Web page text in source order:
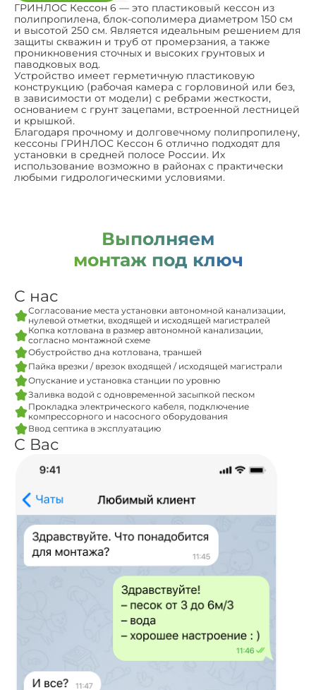
ГРИНЛОС Кессон 6 — это пластиковый кессон из
полипропилена, блок-сополимера диаметром 150 см
и высотой 250 см. Является идеальным решением для
защиты скважин и труб от промерзания, а также
проникновения сточных и высоких грунтовых и
паводковых вод.
Устройство имеет герметичную пластиковую
конструкцию (рабочая камера с горловиной или без,
в зависимости от модели) с ребрами жесткости,
основанием с грунт зацепами, встроенной лестницей
и крышкой.
Благодаря прочному и долговечному полипропилену,
кессоны ГРИНЛОС Кессон 6 отлично подходят для
установки в средней полосе России. Их
использование возможно в районах с практически
любыми гидрологическими условиями.
Выполняем
монтаж под ключ
С нас
Согласование места установки автономной канализации,
нулевой отметки, входящей и исходящей магистралей
Копка котлована в размер автономной канализации,
согласно монтажной схеме
Обустройство дна котлована, траншей
Пайка врезки / врезок входящей / исходящей магистрали
Опускание и установка станции по уровню
Заливка водой с одновременной засыпкой песком
Прокладка электрического кабеля, подключение
компрессорного и насосного оборудования
Ввод септика в эксплуатацию
С Вас